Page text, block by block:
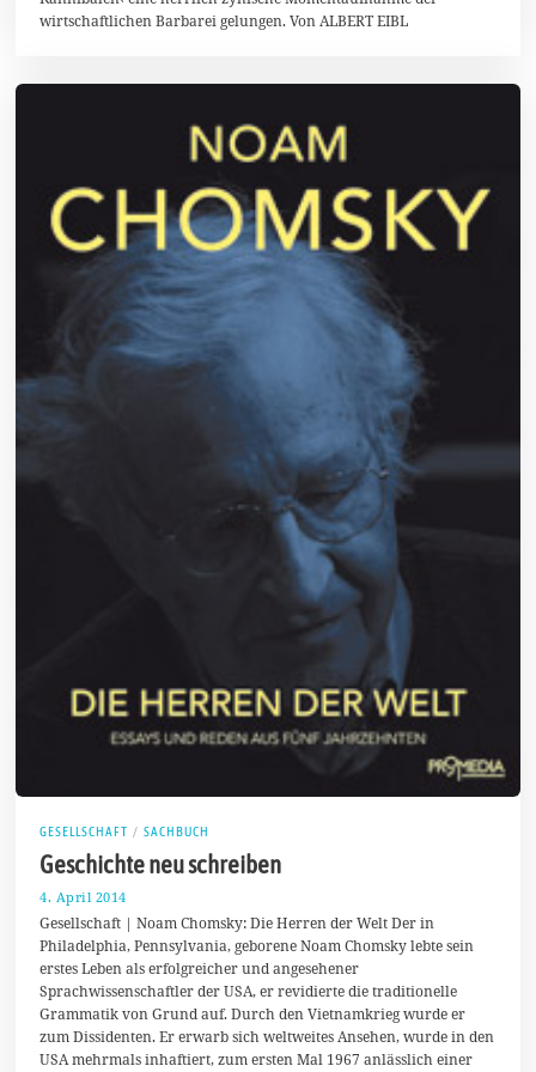
2
4
wirtschaftlichen Barbarei gelungen. Von ALBERT EIBL
GESELLSCHAFT / SACHBUCH
Geschichte neu schreiben
4. April 2014
3
.
A
p
r
l
2
0
Gesellschaft | Noam Chomsky: Die Herren der Welt Der in
Philadelphia, Pennsylvania, geborene Noam Chomsky lebte sein
erstes Leben als erfolgreicher und angesehener
Sprachwissenschaftler der USA, er revidierte die traditionelle
Grammatik von Grund auf. Durch den Vietnamkrieg wurde er
zum Dissidenten. Er erwarb sich weltweites Ansehen, wurde in den
USA mehrmals inhaftiert, zum ersten Mal 1967 anlässlich einer